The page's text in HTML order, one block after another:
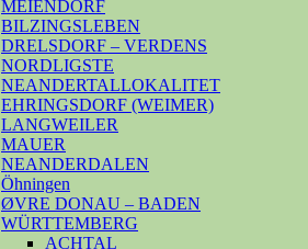
MEIENDORF
BILZINGSLEBEN
DRELSDORF – VERDENS
NORDLIGSTE
NEANDERTALLOKALITET
EHRINGSDORF (WEIMER)
LANGWEILER
MAUER
NEANDERDALEN
Öhningen
ØVRE DONAU – BADEN
WÜRTTEMBERG
ACHTAL